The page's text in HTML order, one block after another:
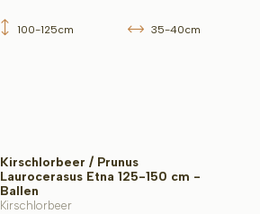
100-125cm 35-40cm
Kirschlorbeer / Prunus
Laurocerasus Etna 125-150 cm -
Ballen
Kirschlorbeer